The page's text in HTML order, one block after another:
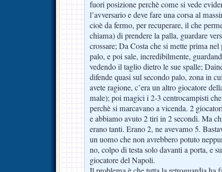
fuori posizione perchè come si vede
l’avversario e deve fare una corsa al
cioè da fermo, per recuperare, il che
chiama) di prendere la palla, guardare
crossare; Da Costa che si mette prima
palo, e poi sale, incredibilmente,
vedendo il taglio dietro le sue spalle;
difende quasi sul secondo palo, zona in
avete ragione, c’era un altro giocatore
male); poi magici i 2-3 centrocampisti
perchè si marcavano a vicenda. 2
e abbiamo avuto 2 tiri in 2 secondi. Ma
erano tanti. Erano 2, ne avevamo 5.
un uomo che non avrebbero potuto
no, colpo di testa solo davanti a porta, e
giocatore del Napoli.